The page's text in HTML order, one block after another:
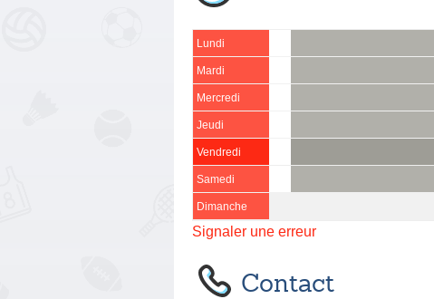
Lundi
Mardi
Mercredi
Jeudi
Vendredi
Samedi
Dimanche
Signaler une erreur
Contact